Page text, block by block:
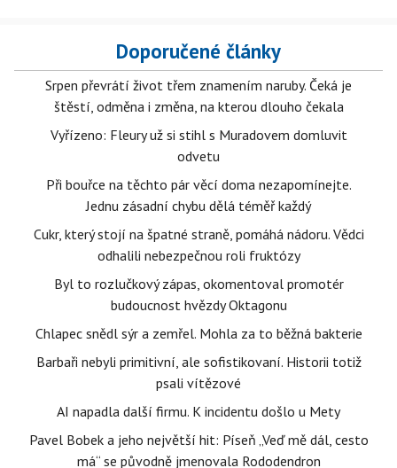
Doporučené články
Srpen převrátí život třem znamením naruby. Čeká je
štěstí, odměna i změna, na kterou dlouho čekala
Vyřízeno: Fleury už si stihl s Muradovem domluvit
odvetu
Při bouřce na těchto pár věcí doma nezapomínejte.
Jednu zásadní chybu dělá téměř každý
Cukr, který stojí na špatné straně, pomáhá nádoru. Vědci
odhalili nebezpečnou roli fruktózy
Byl to rozlučkový zápas, okomentoval promotér
budoucnost hvězdy Oktagonu
Chlapec snědl sýr a zemřel. Mohla za to běžná bakterie
Barbaři nebyli primitivní, ale sofistikovaní. Historii totiž
psali vítězové
AI napadla další firmu. K incidentu došlo u Mety
Pavel Bobek a jeho největší hit: Píseň „Veď mě dál, cesto
má“ se původně jmenovala Rododendron